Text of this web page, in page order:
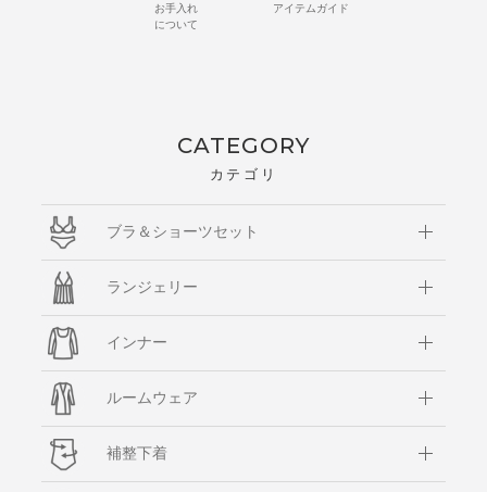
お手入れ
について
アイテムガイド
CATEGORY
カテゴリ
ブラ＆ショーツセット
ランジェリー
インナー
ルームウェア
補整下着